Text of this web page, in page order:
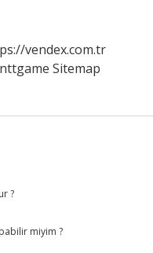
vendex.com.tr
nttgame Sitemap
?
miyim ?